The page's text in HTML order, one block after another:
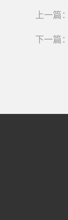
上一篇：
下一篇：